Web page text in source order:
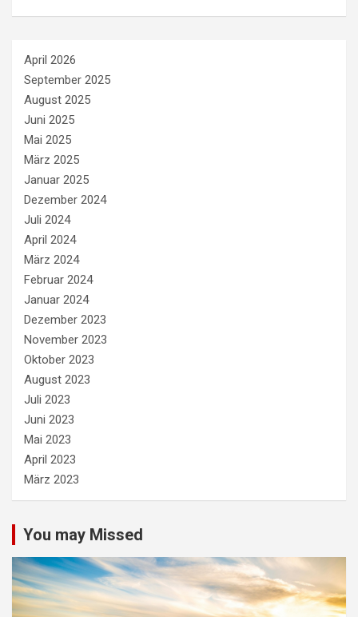
April 2026
September 2025
August 2025
Juni 2025
Mai 2025
März 2025
Januar 2025
Dezember 2024
Juli 2024
April 2024
März 2024
Februar 2024
Januar 2024
Dezember 2023
November 2023
Oktober 2023
August 2023
Juli 2023
Juni 2023
Mai 2023
April 2023
März 2023
You may Missed